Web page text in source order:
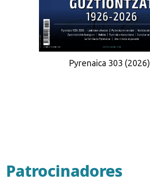
Pyrenaica 303 (2026)
Patrocinadores